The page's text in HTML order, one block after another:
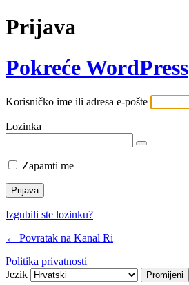
Prijava
Pokreće WordPress
Korisničko ime ili adresa e-pošte
Lozinka
Zapamti me
Izgubili ste lozinku?
← Povratak na Kanal Ri
Politika privatnosti
Jezik